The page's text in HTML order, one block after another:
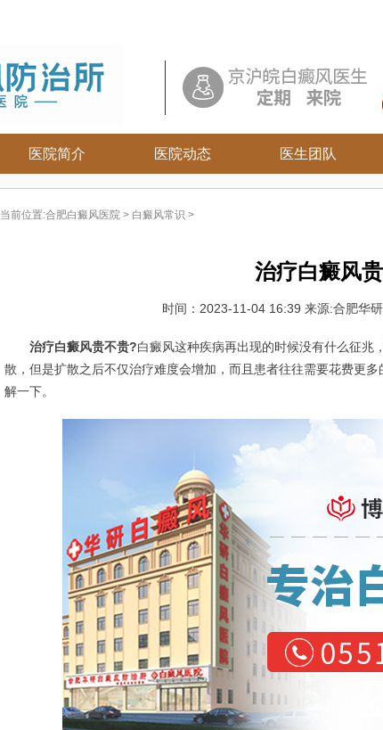
白癜风饮食
白癜风护理
阜阳白癜风医院
蚌埠白癜风医院
淮南白癜风医院
芜湖白癜风医院
宣城白癜风医院
池州白癜风医院
黄山白癜风医院
医院简介 医院动态 医生团队
当前位置:合肥白癜风医院 > 白癜风常识 >
治疗白癜风
时间： 2023-11-04 16:39 来源:合肥华
治疗白癜风贵不贵?白癜风这种疾病再出现的时候没有什么征兆
散，但是扩散之后不仅治疗难度会增加，而且患者往往需要花费更
解一下。